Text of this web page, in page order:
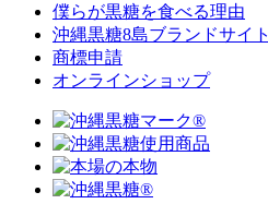
僕らが黒糖を食べる理由
沖縄黒糖8島ブランドサイト
商標申請
オンラインショップ